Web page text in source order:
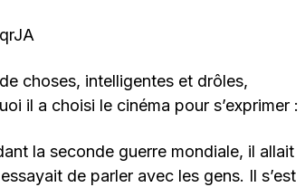
choses, intelligentes et drôles,
il a choisi le cinéma pour s’exprimer :
la seconde guerre mondiale, il allait
de parler avec les gens. Il s’est